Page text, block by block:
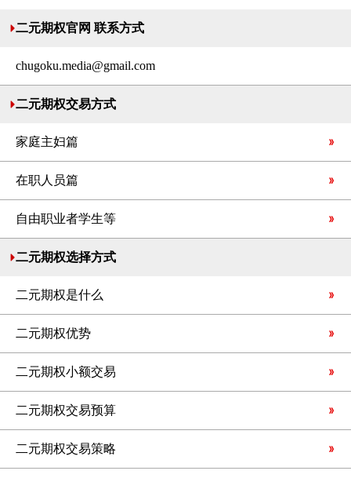
二元期权官网 联系方式
chugoku.media@gmail.com
二元期权交易方式
家庭主妇篇
在职人员篇
自由职业者学生等
二元期权选择方式
二元期权是什么
二元期权优势
二元期权小额交易
二元期权交易预算
二元期权交易策略